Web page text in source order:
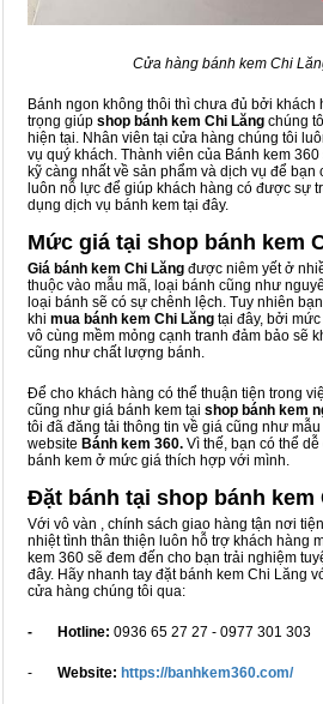
Cửa hàng bánh kem Chi
Bánh ngon không thôi thì chưa đủ bởi khách
trọng giúp shop bánh kem Chi Lăng chúng
hiện tại. Nhân viên tại cửa hàng chúng tôi
vụ quý khách. Thành viên của Bánh kem
kỹ càng nhất về sản phẩm và dịch vụ để bạn
luôn nỗ lực để giúp khách hàng có được sự
dụng dịch vụ bánh kem tại đây.
Mức giá tại shop bánh kem
Giá bánh kem Chi Lăng được niêm yết ở
thuộc vào mẫu mã, loại bánh cũng như
loại bánh sẽ có sự chênh lệch. Tuy nhiên
khi mua bánh kem Chi Lăng tại đây, bởi
vô cùng mềm mỏng cạnh tranh đảm bảo sẽ
cũng như chất lượng bánh.
Để cho khách hàng có thể thuận tiện trong
cũng như giá bánh kem tại shop bánh kem
tôi đã đăng tải thông tin về giá cũng như
website Bánh kem 360. Vì thế, bạn có thể
bánh kem ở mức giá thích hợp với mình.
Đặt bánh tại shop bánh kem
Với vô vàn , chính sách giao hàng tận nơi
nhiệt tình thân thiện luôn hỗ trợ khách hàng
kem 360 sẽ đem đến cho bạn trải nghiệm
đây. Hãy nhanh tay đặt bánh kem Chi Lăng
cửa hàng chúng tôi qua:
- Hotline: 0936 65 27 27 - 0977 301 303
- Website: https://banhkem360.com/